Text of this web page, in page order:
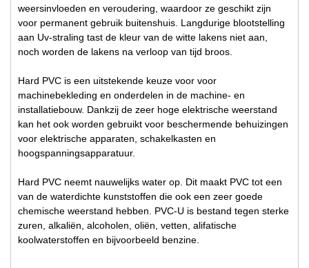
weersinvloeden en veroudering, waardoor ze geschikt zijn
voor permanent gebruik buitenshuis. Langdurige blootstelling
aan Uv-straling tast de kleur van de witte lakens niet aan,
noch worden de lakens na verloop van tijd broos.
Hard PVC is een uitstekende keuze voor voor
machinebekleding en onderdelen in de machine- en
installatiebouw. Dankzij de zeer hoge elektrische weerstand
kan het ook worden gebruikt voor beschermende behuizingen
voor elektrische apparaten, schakelkasten en
hoogspanningsapparatuur.
Hard PVC neemt nauwelijks water op. Dit maakt PVC tot een
van de waterdichte kunststoffen die ook een zeer goede
chemische weerstand hebben. PVC-U is bestand tegen sterke
zuren, alkaliën, alcoholen, oliën, vetten, alifatische
koolwaterstoffen en bijvoorbeeld benzine.